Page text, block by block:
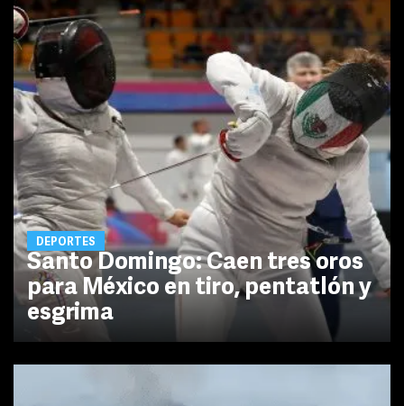
DEPORTES
Santo Domingo: Caen tres oros
para México en tiro, pentatlón y
esgrima